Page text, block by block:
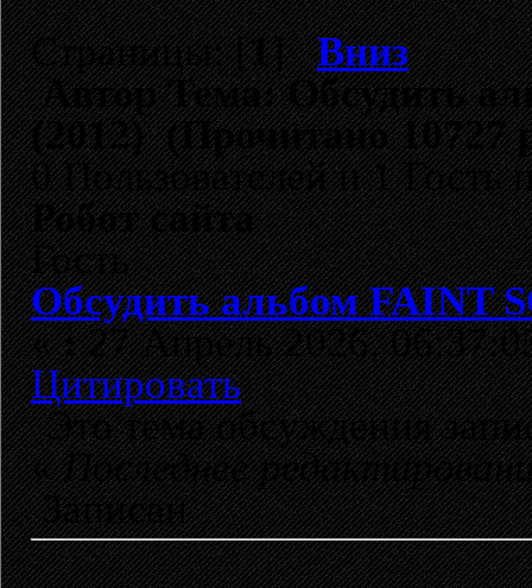
Страницы: [1]Вниз
АвторТема: Обсудить
(2012) (Прочитано 10727
0 Пользователей и 1 Гость
Робот сайта
Гость
Обсудить альбом FAINT
«:27 Апрель 2026,
Цитировать
Это тема обсуждения
«Последнее
Записан